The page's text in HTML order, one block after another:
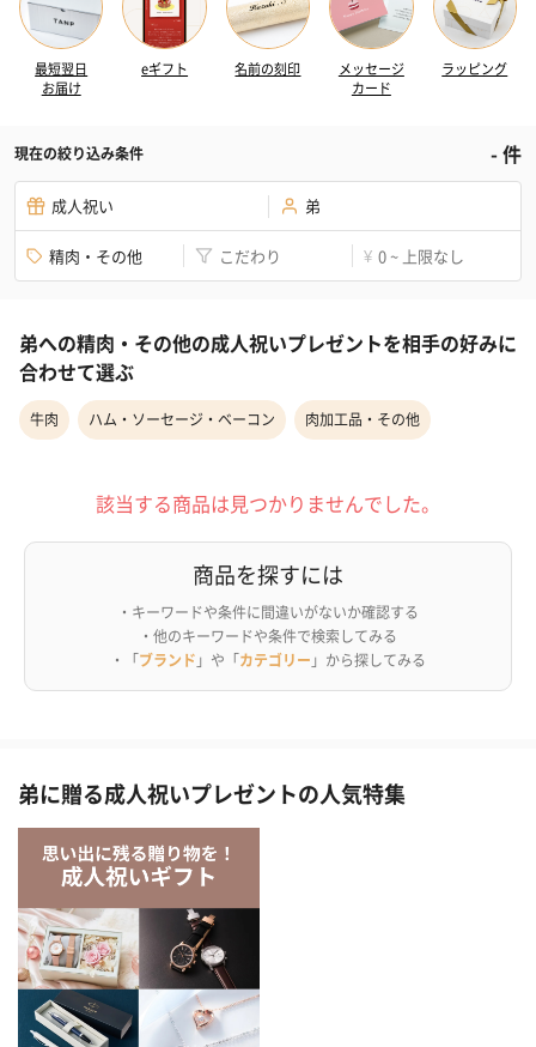
最短翌日
お届け
eギフト 名前の刻印
メッセージ
カード
ラッピング
現在の絞り込み条件 -件
成人祝い 弟
精肉・その他 こだわり ¥ 0 ~ 上限なし
弟への精肉・その他の成人祝いプレゼントを相手の好みに
合わせて選ぶ
牛肉 ハム・ソーセージ・ベーコン 肉加工品・その他
該当する商品は見つかりませんでした。
商品を探すには
・キーワードや条件に間違いがないか確認する
・他のキーワードや条件で検索してみる
・「ブランド 」や「カテゴリー 」から探してみる
弟に贈る成人祝いプレゼントの人気特集